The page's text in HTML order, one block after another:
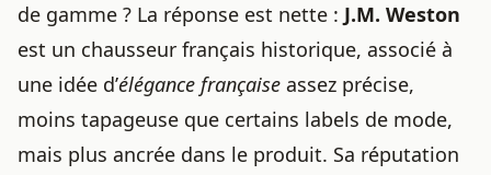
de gamme ? La réponse est nette : J.M. Weston
est un chausseur français historique, associé à
une idée d’élégance française assez précise,
moins tapageuse que certains labels de mode,
mais plus ancrée dans le produit. Sa réputation